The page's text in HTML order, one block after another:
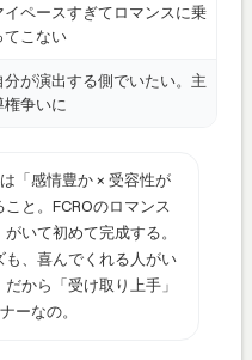
イペースすぎてロマンスに乗
てこない
分が演出する側でいたい。主
権争いに
「感情豊か × 受容性が
と。FCROのロマンス
いて初めて完成する。
も、喜んでくれる人がい
から「受け取り上手」
ーなの。